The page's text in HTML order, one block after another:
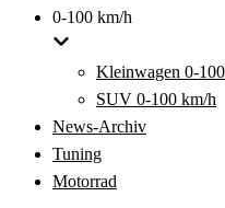
0-100 km/h
Kleinwagen 0-
SUV 0-100 km/h
News-Archiv
Tuning
Motorrad